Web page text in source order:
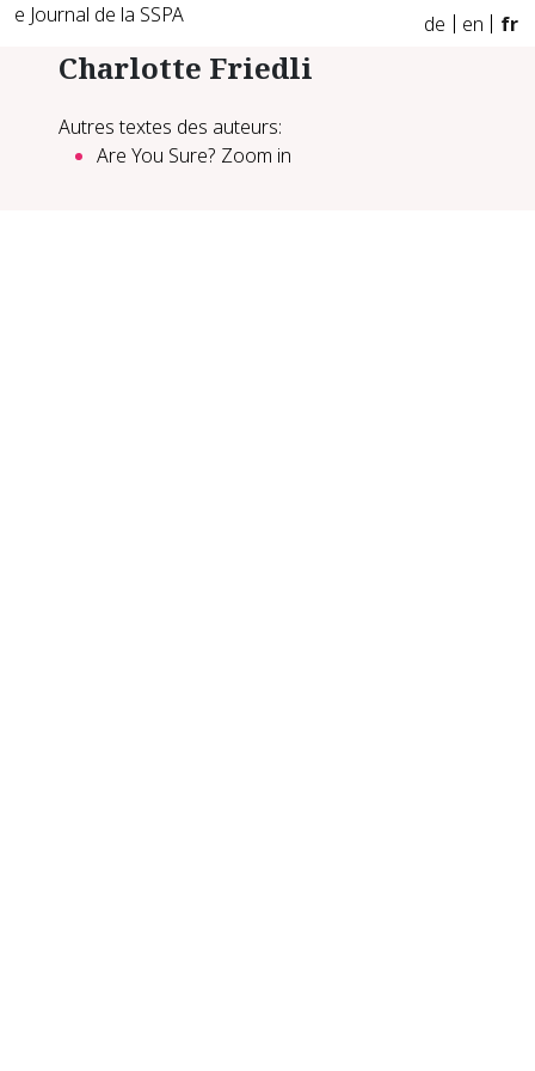
e Journal de la SSPA de en fr
Charlotte Friedli
Autres textes des auteurs:
Are You Sure? Zoom in